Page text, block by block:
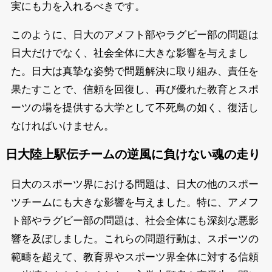
実にも力を入れるべきです。
このように、日大のアメフト部やラグビー部の問題は
日大だけでなく、社会全体に大きな影響を与えまし
た。日大は真摯な姿勢で問題解決に取り組み、責任を
果たすことで、信頼を回復し、再び優れた教育とスポ
ーツの場を提供する大学として不死鳥の如く、復活し
なければいけません。
日大陸上駅伝チームの逆風に負けない魂の走り
日大のスポーツ界における問題は、日大の他のスポー
ツチームにも大きな影響を与えました。特に、アメフ
ト部やラグビー部の問題は、社会全体にも深刻な悪影
響を及ぼしました。これらの問題行動は、スポーツの
範疇を超えて、教育界やスポーツ界全体に対する信頼